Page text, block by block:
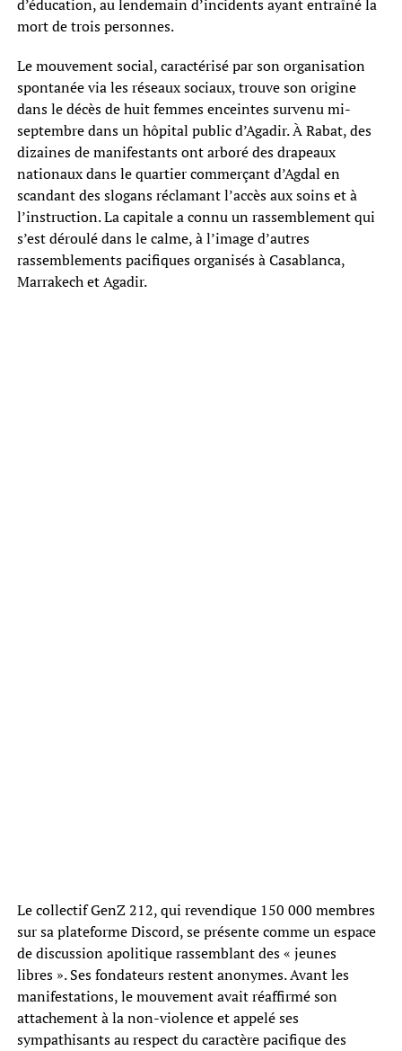
d’éducation, au lendemain d’incidents ayant entraîné la
mort de trois personnes.
Le mouvement social, caractérisé par son organisation
spontanée via les réseaux sociaux, trouve son origine
dans le décès de huit femmes enceintes survenu mi-
septembre dans un hôpital public d’Agadir. À Rabat, des
dizaines de manifestants ont arboré des drapeaux
nationaux dans le quartier commerçant d’Agdal en
scandant des slogans réclamant l’accès aux soins et à
l’instruction. La capitale a connu un rassemblement qui
s’est déroulé dans le calme, à l’image d’autres
rassemblements pacifiques organisés à Casablanca,
Marrakech et Agadir.
Le collectif GenZ 212, qui revendique 150 000 membres
sur sa plateforme Discord, se présente comme un espace
de discussion apolitique rassemblant des « jeunes
libres ». Ses fondateurs restent anonymes. Avant les
manifestations, le mouvement avait réaffirmé son
attachement à la non-violence et appelé ses
sympathisants au respect du caractère pacifique des